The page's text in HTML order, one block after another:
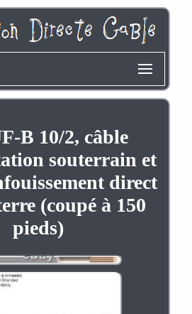
B 10/2, câble
souterrain et
direct
(coupé à 150
pieds)